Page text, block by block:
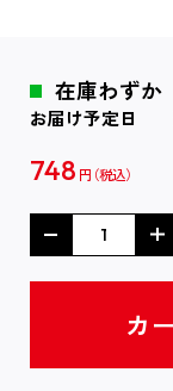
在庫わずか
お届け予定日
748 円